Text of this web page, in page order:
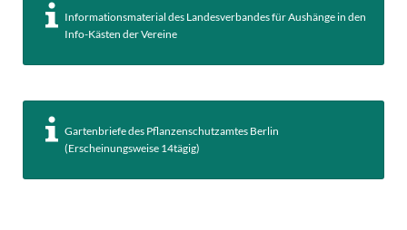
Informationsmaterial des Landesverbandes für Aushänge in den
Info-Kästen der Vereine
Gartenbriefe des Pflanzenschutzamtes Berlin
(Erscheinungsweise 14tägig)